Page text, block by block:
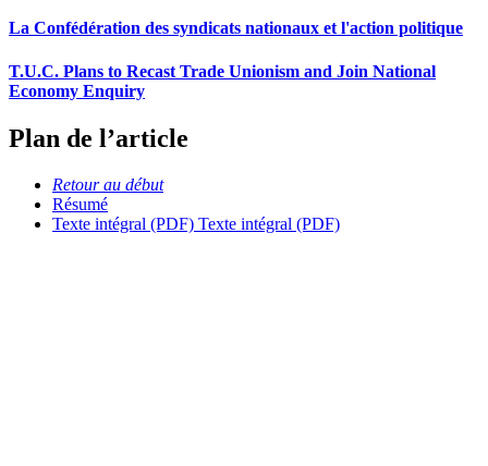
La Confédération des syndicats nationaux et l'action politique
T.U.C. Plans to Recast Trade Unionism and Join National
Economy Enquiry
Plan de l’article
Retour au début
Résumé
Texte intégral (PDF) Texte intégral (PDF)